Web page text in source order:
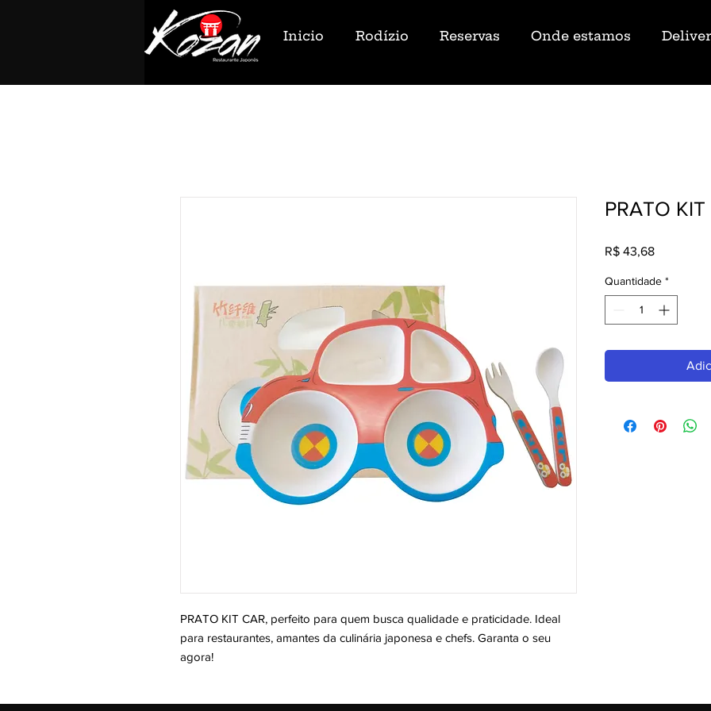
Inicio Rodízio Reservas Onde estamos
PRATO KIT CAR, perfeito para quem busca qualidade e praticidade. Ideal
para restaurantes, amantes da culinária japonesa e chefs. Garanta o seu
agora!
PRATO KIT
R$ 43,68Preço
Quantidade *